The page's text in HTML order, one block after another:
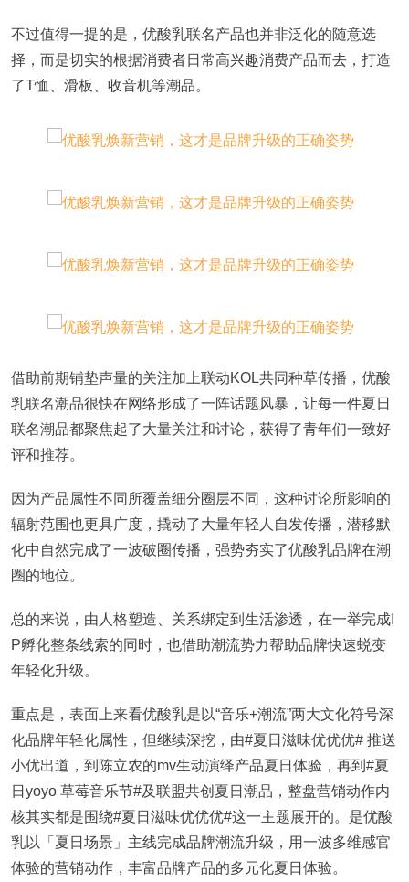
不过值得一提的是，优酸乳联名产品也并非泛化的随意选
择，而是切实的根据消费者日常高兴趣消费产品而去，打造
了T恤、滑板、收音机等潮品。
借助前期铺垫声量的关注加上联动KOL共同种草传播，优酸
乳联名潮品很快在网络形成了一阵话题风暴，让每一件夏日
联名潮品都聚焦起了大量关注和讨论，获得了青年们一致好
评和推荐。
因为产品属性不同所覆盖细分圈层不同，这种讨论所影响的
辐射范围也更具广度，撬动了大量年轻人自发传播，潜移默
化中自然完成了一波破圈传播，强势夯实了优酸乳品牌在潮
圈的地位。
总的来说，由人格塑造、关系绑定到生活渗透，在一举完成I
P孵化整条线索的同时，也借助潮流势力帮助品牌快速蜕变
年轻化升级。
重点是，表面上来看优酸乳是以“音乐+潮流”两大文化符号深
化品牌年轻化属性，但继续深挖，由#夏日滋味优优优# 推送
小优出道，到陈立农的mv生动演绎产品夏日体验，再到#夏
日yoyo 草莓音乐节#及联盟共创夏日潮品，整盘营销动作内
核其实都是围绕#夏日滋味优优优#这一主题展开的。是优酸
乳以「夏日场景」主线完成品牌潮流升级，用一波多维感官
体验的营销动作，丰富品牌产品的多元化夏日体验。